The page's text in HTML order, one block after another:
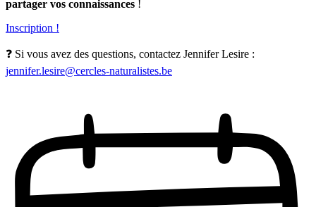
partager vos connaissances !
Inscription !
❓ Si vous avez des questions, contactez Jennifer Lesire :
jennifer.lesire@cercles-naturalistes.be